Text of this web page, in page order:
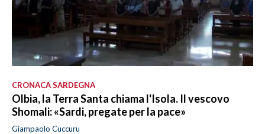
CRONACA SARDEGNA
Olbia, la Terra Santa chiama l'Isola. Il vescovo
Shomali: «Sardi, pregate per la pace»
Giampaolo Cuccuru